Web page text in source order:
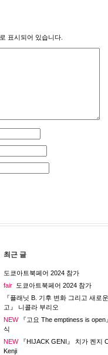
로 표시되어 있습니다.
최근 글
도쿄아트북페어 2024 참가
fair
도쿄아트북페어 2024 참가
『플래닛 B. 기후 변화 그리고 새로
고』 니콜라 부리오
NEW
『고요 The emptiness is open
식
NEW
『HIJACK GENI』 치가 켄지
Kenji